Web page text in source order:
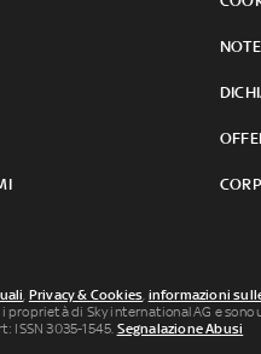
, Privacy & Cookies, informazioni
di Sky international AG e sono
ISSN 3035-1545. Segnalazione Abusi